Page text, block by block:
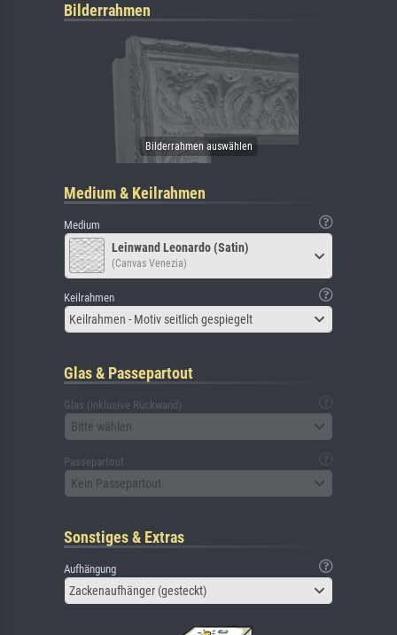
Bilderrahmen
Medium & Keilrahmen
Medium
Leinwand Leonardo (Satin)
(Canvas Venezia)
Keilrahmen
Keilrahmen - Motiv seitlich gespiegelt
Glas & Passepartout
Glas (inklusive Rückwand)
Bitte wählen
Passepartout
Kein Passepartout
Sonstiges & Extras
Aufhängung
Zackenaufhänger (gesteckt)